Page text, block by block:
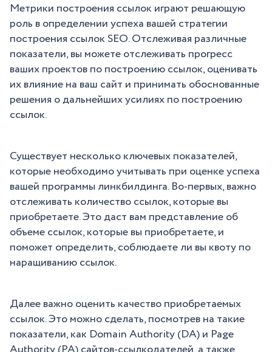
Метрики построения ссылок играют решающую
роль в определении успеха вашей стратегии
построения ссылок SEO. Отслеживая различные
показатели, вы можете отслеживать прогресс
ваших проектов по построению ссылок, оценивать
их влияние на ваш сайт и принимать обоснованные
решения о дальнейших усилиях по построению
ссылок.
Существует несколько ключевых показателей,
которые необходимо учитывать при оценке успеха
вашей программы линкбилдинга. Во-первых, важно
отслеживать количество ссылок, которые вы
приобретаете. Это даст вам представление об
объеме ссылок, которые вы приобретаете, и
поможет определить, соблюдаете ли вы квоту по
наращиванию ссылок.
Далее важно оценить качество приобретаемых
ссылок. Это можно сделать, посмотрев на такие
показатели, как Domain Authority (DA) и Page